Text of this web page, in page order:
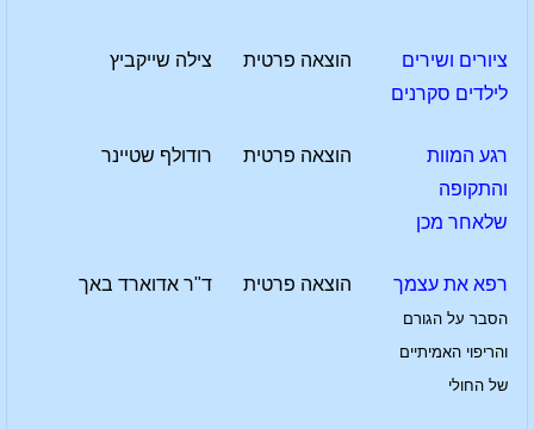
ציורים ושירים
לילדים סקרנים
הוצאה פרטית צילה שייקביץ
רגע המוות
והתקופה
שלאחר מכן
הוצאה פרטית רודולף שטיינר
רפא את עצמך
הסבר על הגורם
והריפוי האמיתיים
של החולי
הוצאה פרטית ד"ר אדוארד באך